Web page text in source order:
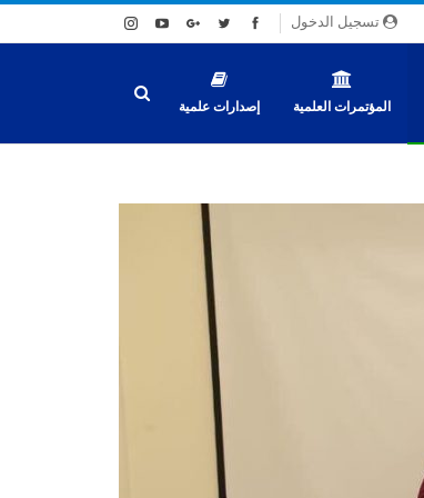
تسجيل الدخول
المؤتمرات العلمية إصدارات علمية